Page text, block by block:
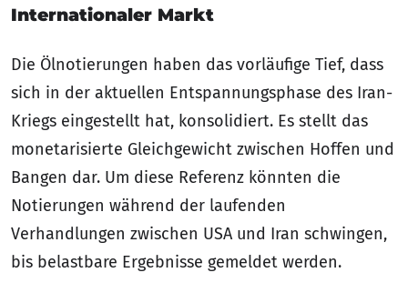
Internationaler Markt
Die Ölnotierungen haben das vorläufige Tief, dass
sich in der aktuellen Entspannungsphase des Iran-
Kriegs eingestellt hat, konsolidiert. Es stellt das
monetarisierte Gleichgewicht zwischen Hoffen und
Bangen dar. Um diese Referenz könnten die
Notierungen während der laufenden
Verhandlungen zwischen USA und Iran schwingen,
bis belastbare Ergebnisse gemeldet werden.